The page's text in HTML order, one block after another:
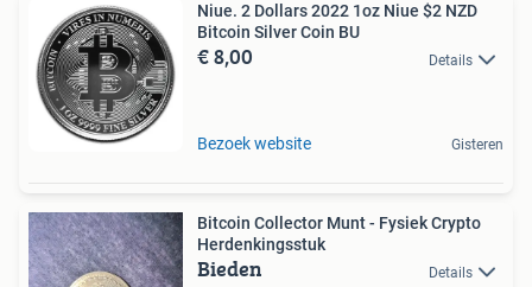
Niue. 2 Dollars 2022 1oz Niue $2 NZD
Bitcoin Silver Coin BU
€ 8,00 Details
Bezoek website Gisteren
Bitcoin Collector Munt - Fysiek Crypto
Herdenkingsstuk
Bieden Details